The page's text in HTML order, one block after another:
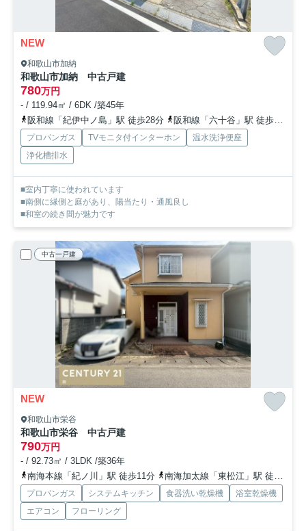
NEW
和歌山市加納
和歌山市加納 中古戸建
780万円
- / 119.94㎡ / 6DK /築45年
阪和線「紀伊中ノ島」駅 徒歩28分
阪和線「六十谷」駅 徒歩30分
プロパンガス TVモニタ付インターホン
温水洗浄便座
浄化槽排水
■室内丁寧に使われています
■南側に縁側と庭があり、陽当たり・通風良し
■和室の続き間が魅力です
中古一戸建
NEW
和歌山市栄谷
和歌山市栄谷 中古戸建
790万円
- / 92.73㎡ / 3LDK /築36年
南海本線「紀ノ川」駅 徒歩11分
南海加太線「東松江」駅 徒歩35分
プロパンガス システムキッチン 食器洗い乾燥機
浴室乾燥機
エアコン
フローリング